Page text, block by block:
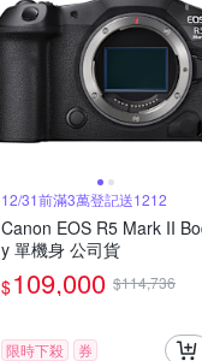
12/31前滿3萬登記送1212
Canon EOS R5 Mark II
y 單機身 公司貨
$109,000 $114,736
限時下殺 券